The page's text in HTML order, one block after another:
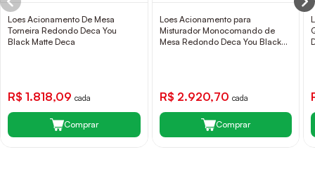
Loes Acionamento De Mesa
Torneira Redondo Deca You
Black Matte Deca
R$ 1.818,09 cada
Comprar
Loes Acionamento para
Misturador Monocomando de
Mesa Redondo Deca You Black
R$ 2.920,70 cada
Comprar